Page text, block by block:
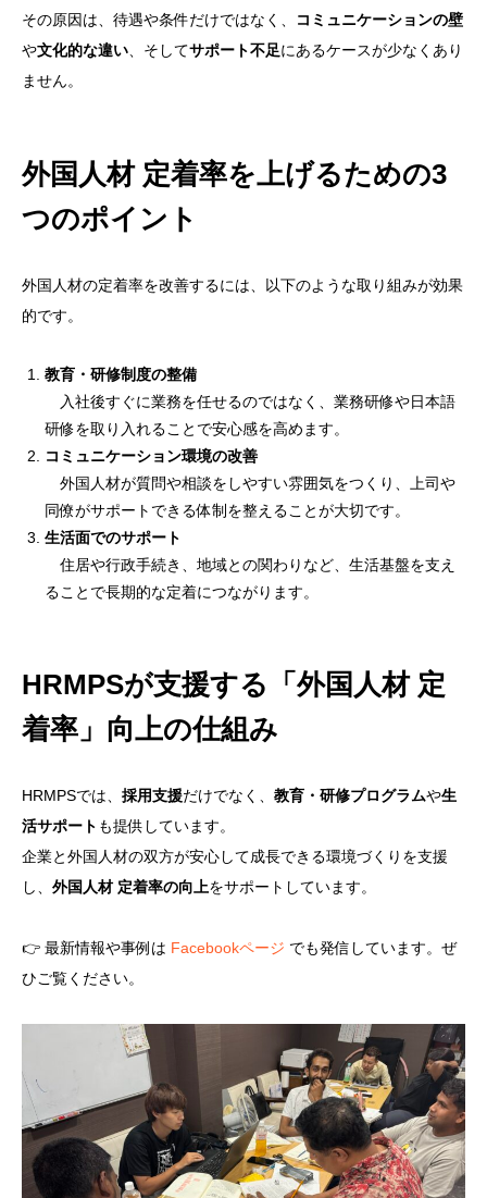
その原因は、待遇や条件だけではなく、
コミュニケーションの壁
や文化的な違い、そしてサポート不足にあるケースが少なくあり
ません。
外国人材 定着率を上げるための3
つのポイント
外国人材の定着率を改善するには、以下のような取り組みが効果
的です。
教育・研修制度の整備
入社後すぐに業務を任せるのではなく、業務研修や日本語
研修を取り入れることで安心感を高めます。
コミュニケーション環境の改善
外国人材が質問や相談をしやすい雰囲気をつくり、上司や
同僚がサポートできる体制を整えることが大切です。
生活面でのサポート
住居や行政手続き、地域との関わりなど、生活基盤を支え
ることで長期的な定着につながります。
HRMPSが支援する「外国人材 定
着率」向上の仕組み
HRMPSでは、 採用支援だけでなく、 教育・研修プログラムや生
活サポート も提供しています。
企業と外国人材の双方が安心して成長できる環境づくりを支援
し、 外国人材 定着率の向上をサポートしています。
👉 最新情報や事例は Facebookページ でも発信しています。ぜ
ひご覧ください。